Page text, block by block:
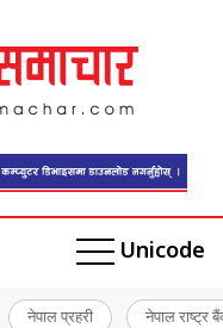
Unicode
नेपाल प्रहरी नेपाल राष्ट्र